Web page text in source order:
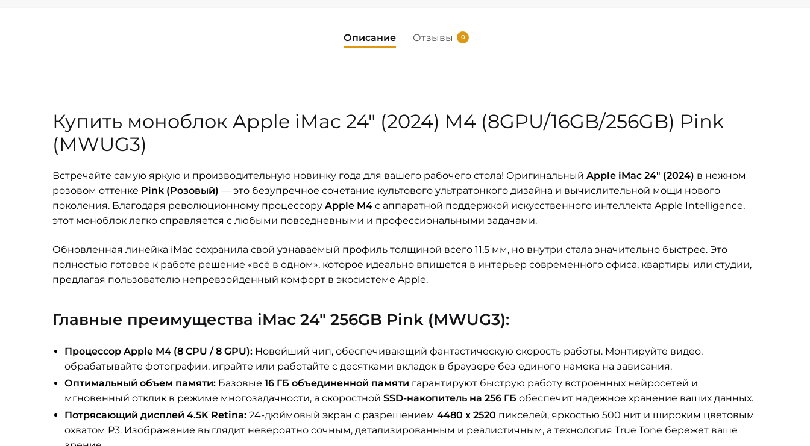
Описание Отзывы 0
Купить моноблок Apple iMac 24″ (2024) M4 (8GPU/16GB/256GB) Pink
(MWUG3)
Встречайте самую яркую и производительную новинку года для вашего рабочего стола! ОригинальныйApple iMac 24″ (2024) в нежном
розовом оттенке Pink (Розовый) — это безупречное сочетание культового ультратонкого дизайна и вычислительной мощи нового
поколения. Благодаря революционному процессоруApple M4 с аппаратной поддержкой искусственного интеллекта Apple Intelligence,
этот моноблок легко справляется с любыми повседневными и профессиональными задачами.
Обновленная линейка iMac сохранила свой узнаваемый профиль толщиной всего 11,5 мм, но внутри стала значительно быстрее. Это
полностью готовое к работе решение «всё в одном», которое идеально впишется в интерьер современного офиса, квартиры или студии,
предлагая пользователю непревзойденный комфорт в экосистеме Apple.
Главные преимущества iMac 24″ 256GB Pink (MWUG3):
Процессор Apple M4 (8 CPU / 8 GPU): Новейший чип, обеспечивающий фантастическую скорость работы. Монтируйте видео,
обрабатывайте фотографии, играйте или работайте с десятками вкладок в браузере без единого намека на зависания.
Оптимальный объем памяти: Базовые16 ГБ объединенной памяти гарантируют быструю работу встроенных нейросетей и
мгновенный отклик в режиме многозадачности, а скоростнойSSD-накопитель на 256 ГБ обеспечит надежное хранение ваших данных.
Потрясающий дисплей 4.5K Retina: 24-дюймовый экран с разрешением4480 x 2520 пикселей, яркостью 500 нит и широким цветовым
охватом P3. Изображение выглядит невероятно сочным, детализированным и реалистичным, а технология True Tone бережет ваше